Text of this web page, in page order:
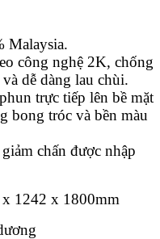
Malaysia.
công nghệ 2K, chống
dễ dàng lau chùi.
trực tiếp lên bề mặt
bong tróc và bền màu
chấn được nhập
1242 x 1800mm